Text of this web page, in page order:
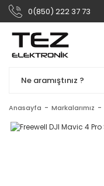
0(850) 222 37 73
Anasayfa Markalarımız